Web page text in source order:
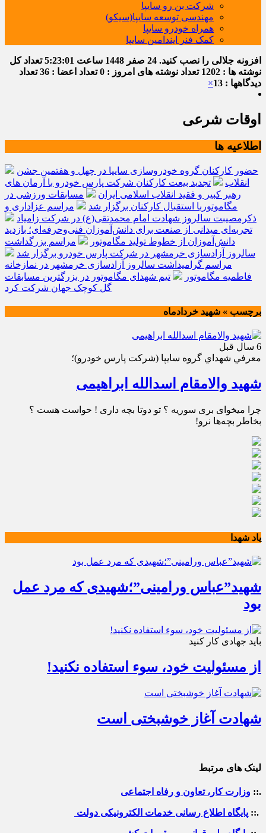
شرکت بن رو سایپا
مهندسی توسعه سایپا(سیکو)
همراه خودرو سایپا
کمک فنر ایندامین سایپا
افزونه جلالی را نصب کنید. 24 صفر 1448 ساعت 5:23:01تعداد کل
نوشته ها : 1202
تعداد نوشته های امروز : 0 تعداد اعضا : 36
تعداد
دیدگاهها : 13
×
اوقات شرعی
اطلاعیه ها
حضور کارکنان گروه خودروسازی سایپا در چهل و هفتمین جشن
انقلاب
تجدید بیعت کارکنان شرکت پارس خودرو با آرمان های
رهبر کبیر و فقید انقلاب اسلامی ایران
مسابقات ورزشی در
مگاموتوربا استقبال کارکنان برگزار شد
مراسم عزاداری و
ذکرمصیبت سالروز شهادت امام محمدتقی(ع) در شرکت زامیاد
تجربه‌ای میدانی از صنعت برای دانش‌آموزان فنی‌وحرفه‌ای؛ بازدید
دانش‌آموزان از خطوط تولید مگاموتور
مراسم بزرگداشت
سالروز آزادسازی خرمشهر در شرکت پارس خودرو برگزار شد
مراسم گرامیداشت سالروز آزادسازی خرمشهر در نمازخانه
فاطمیه مگاموتور
تیم شهدای مگاموتور در بزرگترین مسابقات
گل کوچک جهان شرکت کرد
برچسب » شهید خردادماه
6 سال قبل
معرفي شهداي گروه سايپا (شركت پارس خودرو)؛
شهید والامقام اسدالله ابراهیمی
چرا میخوای بری سوریه ؟ تو دوتا بچه داری ! حواست هست ؟
بخاطر بچه‌ها نرو!
یاد شهدا
شهید”عباس ورامینی”؛شهیدی که مرد عمل
بود
باید جهادی کار کنید
از مسئولیت خود، سوء استفاده نکنید!
شهادت آغاز خوشبختی است
لینک های مرتبط
.:: وزارت کار، تعاون و رفاه اجتماعی
.:: پایگاه اطلاع رسانی خدمات الکترونیکی دولت